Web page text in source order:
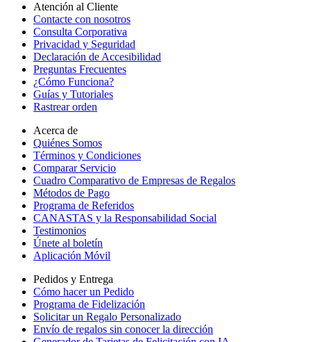
Atención al Cliente
Contacte con nosotros
Consulta Corporativa
Privacidad y Seguridad
Declaración de Accesibilidad
Preguntas Frecuentes
¿Cómo Funciona?
Guías y Tutoriales
Rastrear orden
Acerca de
Quiénes Somos
Términos y Condiciones
Comparar Servicio
Cuadro Comparativo de Empresas de Regalos
Métodos de Pago
Programa de Referidos
CANASTAS y la Responsabilidad Social
Testimonios
Únete al boletín
Aplicación Móvil
Pedidos y Entrega
Cómo hacer un Pedido
Programa de Fidelización
Solicitar un Regalo Personalizado
Envío de regalos sin conocer la dirección